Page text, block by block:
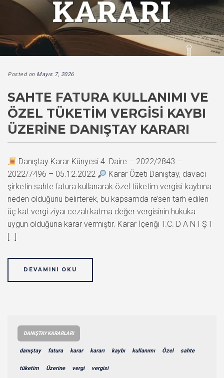
Posted on Mayıs 7, 2026
SAHTE FATURA KULLANIMI VE
ÖZEL TÜKETIM VERGISI KAYBI
ÜZERINE DANIŞTAY KARARI
Danıştay Karar Künyesi 4. Daire – 2022/2843 –
2022/7496 – 05.12.2022
Karar Özeti Danıştay, davacı
şirketin sahte fatura kullanarak özel tüketim vergisi kaybına
neden olduğunu belirterek, bu kapsamda re’sen tarh edilen
üç kat vergi ziyaı cezalı katma değer vergisinin hukuka
uygun olduğuna karar vermiştir. Karar İçeriği T.C. D A N I Ş T
[…]
DEVAMINI OKU
DANIŞTAY KARARLARI
danıştay fatura karar kararı kaybı kullanımı Özel sahte
tüketim Üzerine vergi vergisi